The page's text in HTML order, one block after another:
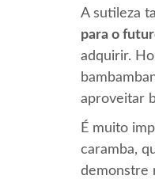
A sutileza
para o
adquirir.
aproveitar
É muito
caramba,
demonstre